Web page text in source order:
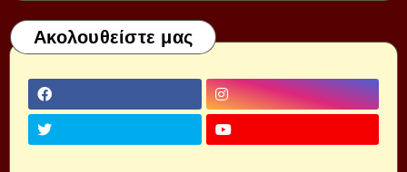
Ακολουθείστε μας